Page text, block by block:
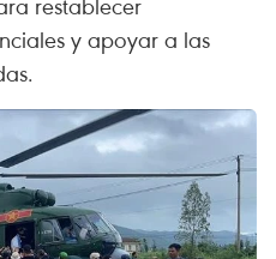
y apoyar a las